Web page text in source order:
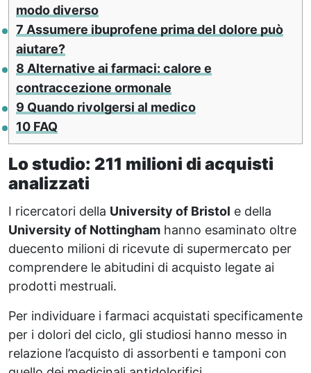
modo diverso
7 Assumere ibuprofene prima del dolore può
aiutare?
8 Alternative ai farmaci: calore e
contraccezione ormonale
9 Quando rivolgersi al medico
10 FAQ
Lo studio: 211 milioni di acquisti
analizzati
I ricercatori della University of Bristol e della
University of Nottingham hanno esaminato oltre
duecento milioni di ricevute di supermercato per
comprendere le abitudini di acquisto legate ai
prodotti mestruali.
Per individuare i farmaci acquistati specificamente
per i dolori del ciclo, gli studiosi hanno messo in
relazione l’acquisto di assorbenti e tamponi con